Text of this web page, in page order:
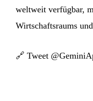
weltweit verfügbar,
Wirtschaftsraums
🔗 Tweet